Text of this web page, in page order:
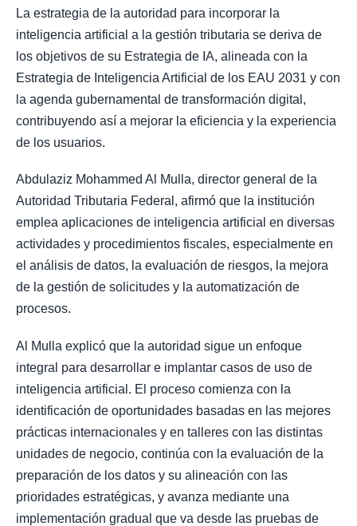
La estrategia de la autoridad para incorporar la
inteligencia artificial a la gestión tributaria se deriva de
los objetivos de su Estrategia de IA, alineada con la
Estrategia de Inteligencia Artificial de los EAU 2031 y con
la agenda gubernamental de transformación digital,
contribuyendo así a mejorar la eficiencia y la experiencia
de los usuarios.
Abdulaziz Mohammed Al Mulla, director general de la
Autoridad Tributaria Federal, afirmó que la institución
emplea aplicaciones de inteligencia artificial en diversas
actividades y procedimientos fiscales, especialmente en
el análisis de datos, la evaluación de riesgos, la mejora
de la gestión de solicitudes y la automatización de
procesos.
Al Mulla explicó que la autoridad sigue un enfoque
integral para desarrollar e implantar casos de uso de
inteligencia artificial. El proceso comienza con la
identificación de oportunidades basadas en las mejores
prácticas internacionales y en talleres con las distintas
unidades de negocio, continúa con la evaluación de la
preparación de los datos y su alineación con las
prioridades estratégicas, y avanza mediante una
implementación gradual que va desde las pruebas de